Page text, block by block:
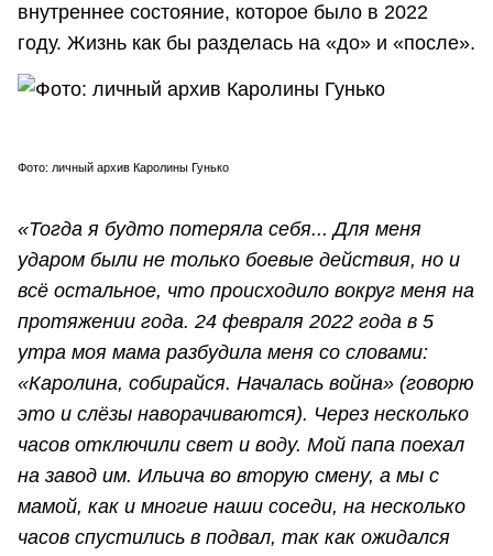
внутреннее состояние, которое было в 2022
году. Жизнь как бы разделась на «до» и «после».
Фото: личный архив Каролины Гунько
«Тогда я будто потеряла себя... Для меня
ударом были не только боевые действия, но и
всё остальное, что происходило вокруг меня на
протяжении года. 24 февраля 2022 года в 5
утра моя мама разбудила меня со словами:
«Каролина, собирайся. Началась война» (говорю
это и слёзы наворачиваются). Через несколько
часов отключили свет и воду. Мой папа поехал
на завод им. Ильича во вторую смену, а мы с
мамой, как и многие наши соседи, на несколько
часов спустились в подвал, так как ожидался